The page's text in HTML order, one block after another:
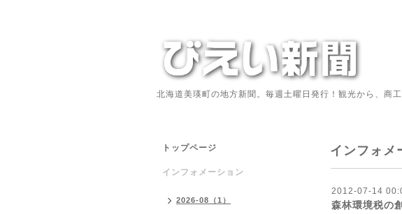
北海道美瑛町の地方新聞。毎週土曜日発行！観光から、商
インフォメ
2012-07-14
森林環境税の
トップページ
インフォメーション
2026-08（1）